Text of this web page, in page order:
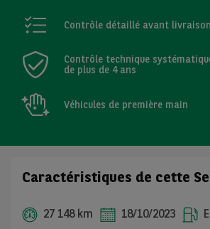
Contrôle détaillé avant livraison
Contrôle technique
de plus de 4 ans
Véhicules de première main
Caractéristiques de cette
27 148 km 18/10/2023